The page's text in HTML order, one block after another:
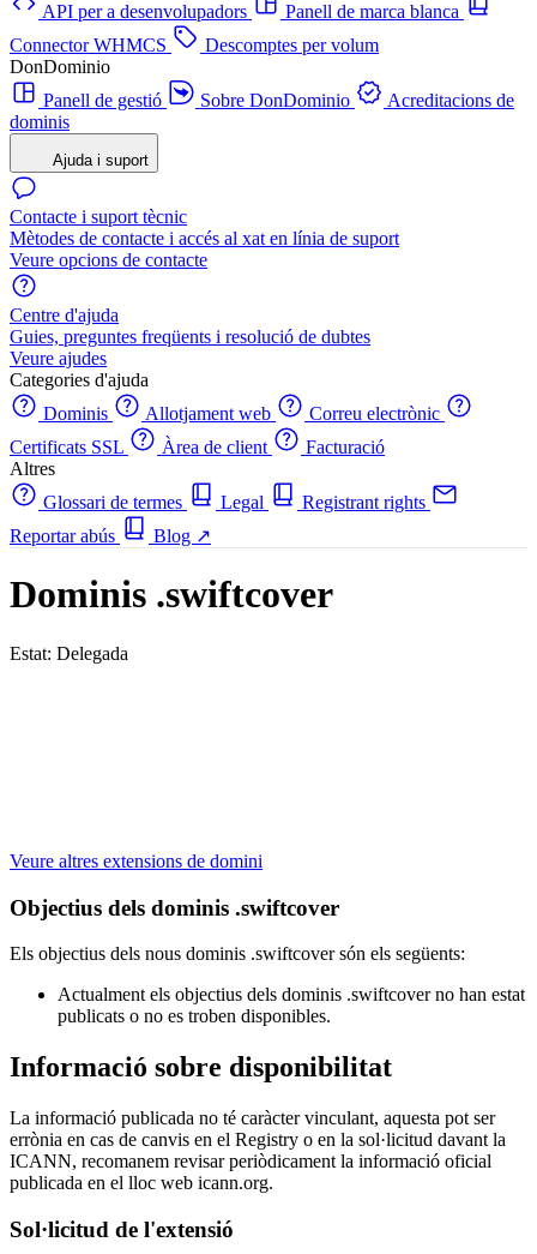
API per a desenvolupadors
Panell de marca blanca
Connector WHMCS
Descomptes per volum
DonDominio
Panell de gestió
Sobre DonDominio
Acreditacions de
dominis
Ajuda i suport
Contacte i suport tècnic
Mètodes de contacte i accés al xat en línia de suport
Veure opcions de contacte
Centre d'ajuda
Guies, preguntes freqüents i resolució de dubtes
Veure ajudes
Categories d'ajuda
Dominis
Allotjament web
Correu electrònic
Certificats SSL
Àrea de client
Facturació
Altres
Glossari de termes
Legal
Registrant rights
Reportar abús
Blog ↗
Dominis .swiftcover
Estat: Delegada
Veure altres extensions de domini
Objectius dels dominis .swiftcover
Els objectius dels nous dominis .swiftcover són els següents:
Actualment els objectius dels dominis .swiftcover no han estat
publicats o no es troben disponibles.
Informació sobre disponibilitat
La informació publicada no té caràcter vinculant, aquesta pot ser
errònia en cas de canvis en el Registry o en la sol·licitud davant la
ICANN, recomanem revisar periòdicament la informació oficial
publicada en el lloc web icann.org.
Sol·licitud de l'extensió